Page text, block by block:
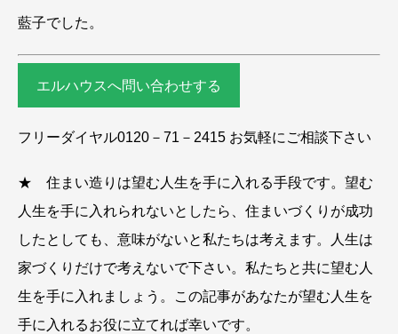
藍子でした。
エルハウスへ問い合わせする
フリーダイヤル0120－71－2415 お気軽にご相談下さい
★ 住まい造りは望む人生を手に入れる手段です。望む
人生を手に入れられないとしたら、住まいづくりが成功
したとしても、意味がないと私たちは考えます。人生は
家づくりだけで考えないで下さい。私たちと共に望む人
生を手に入れましょう。この記事があなたが望む人生を
手に入れるお役に立てれば幸いです。